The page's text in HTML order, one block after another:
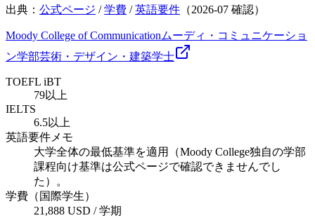
出典： 公式ページ /学費 /英語要件 （2026-07 確認）
Moody College of Communication ムーディ・コミュニケーショ
ン学部芸術・デザイン・建築学士
TOEFL iBT
79以上
IELTS
6.5以上
英語要件メモ
大学全体の最低基準を適用（Moody College独自の学部
課程向け基準は公式ページで確認できませんでし
た）。
学費（国際学生）
21,888 USD / 学期